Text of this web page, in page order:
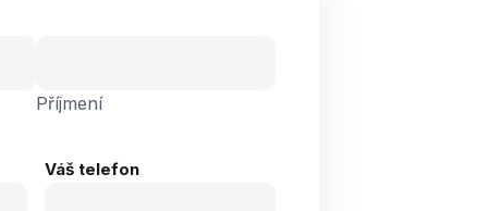
Příjmení
Váš telefon